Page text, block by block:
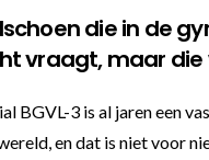
die in de
vraagt, maar die
BGVL-3 is al jaren een
en dat is niet voor